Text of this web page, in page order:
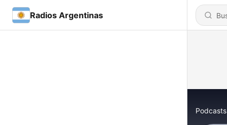
Radios Argentinas
Podcasts